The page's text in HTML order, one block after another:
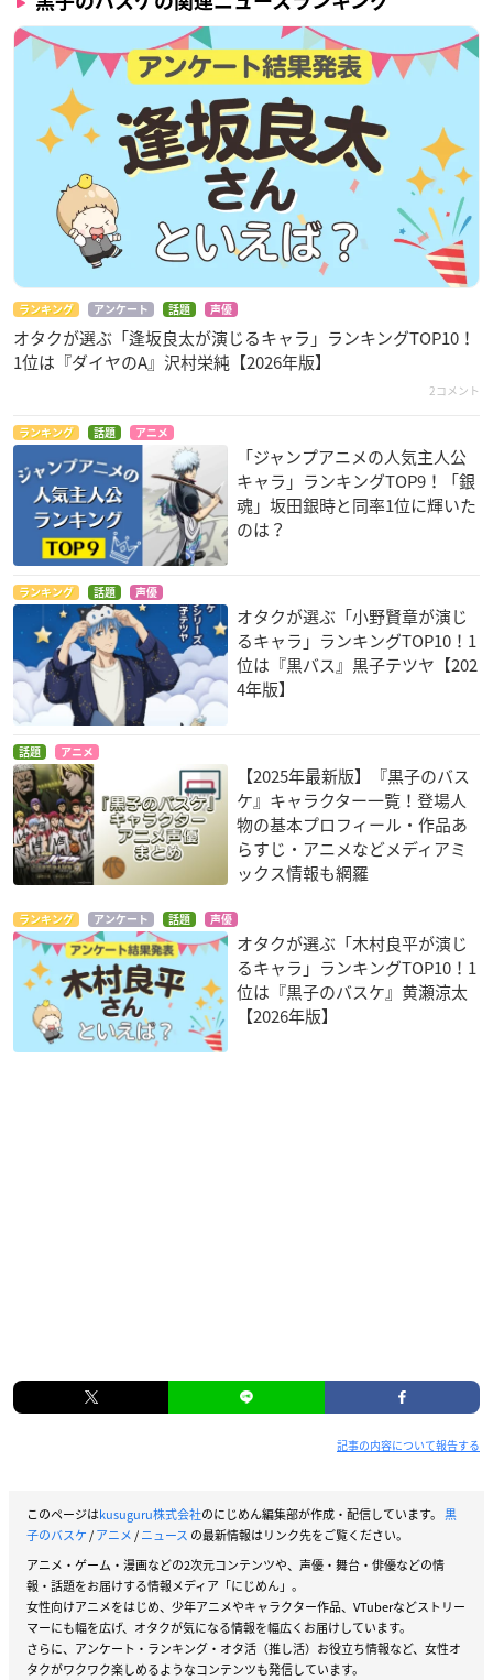
ランキング アンケート 話題 声優
オタクが選ぶ「逢坂良太が演じるキャラ」ランキングTOP10！
1位は『ダイヤのA』沢村栄純【2026年版】
2コメント
ランキング 話題 アニメ
「ジャンプアニメの人気主人公
キャラ」ランキングTOP9！「銀
魂」坂田銀時と同率1位に輝いた
のは？
ランキング 話題 声優
オタクが選ぶ「小野賢章が演じ
るキャラ」ランキングTOP10！1
位は『黒バス』黒子テツヤ【202
4年版】
話題 アニメ
【2025年最新版】『黒子のバス
ケ』キャラクター一覧！登場人
物の基本プロフィール・作品あ
らすじ・アニメなどメディアミ
ックス情報も網羅
ランキング アンケート 話題 声優
オタクが選ぶ「木村良平が演じ
るキャラ」ランキングTOP10！1
位は『黒子のバスケ』黄瀬涼太
【2026年版】
記事の内容について報告する
このページはkusuguru株式会社のにじめん編集部が作成・配信しています。 黒
子のバスケ/アニメ/ニュース の最新情報はリンク先をご覧ください。
アニメ・ゲーム・漫画などの2次元コンテンツや、声優・舞台・俳優などの情
報・話題をお届けする情報メディア「にじめん」。
女性向けアニメをはじめ、少年アニメやキャラクター作品、VTuberなどストリー
マーにも幅を広げ、オタクが気になる情報を幅広くお届けしています。
さらに、アンケート・ランキング・オタ活（推し活）お役立ち情報など、女性オ
タクがワクワク楽しめるようなコンテンツも発信しています。